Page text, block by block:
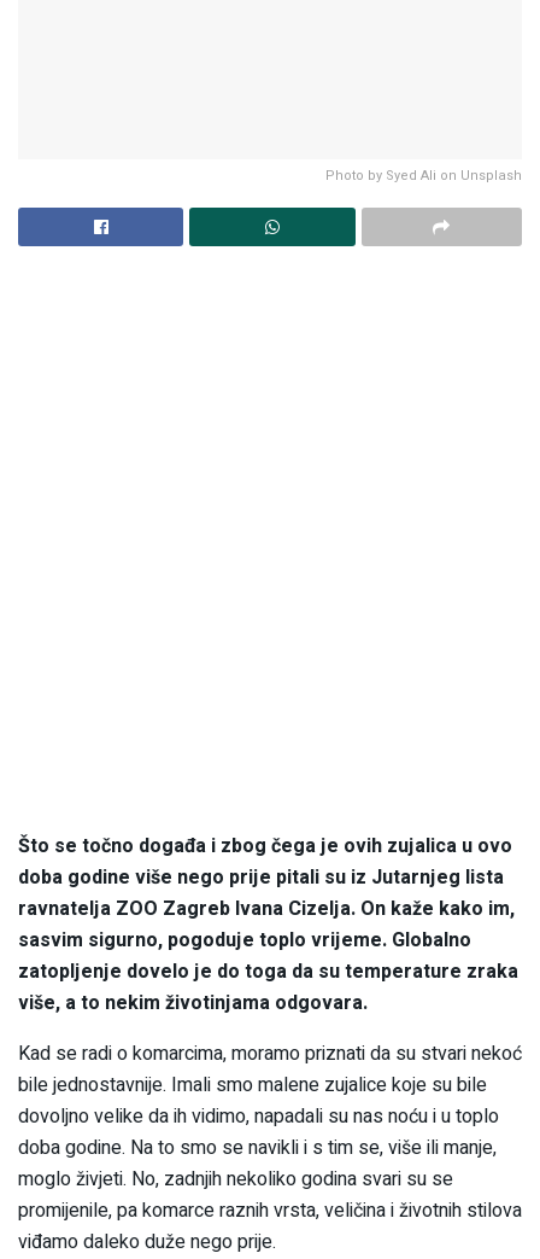
Photo by Syed Ali on Unsplash
Što se točno događa i zbog čega je ovih zujalica u ovo
doba godine više nego prije pitali su iz Jutarnjeg lista
ravnatelja ZOO Zagreb Ivana Cizelja. On kaže kako im,
sasvim sigurno, pogoduje toplo vrijeme. Globalno
zatopljenje dovelo je do toga da su temperature zraka
više, a to nekim životinjama odgovara.
Kad se radi o komarcima, moramo priznati da su stvari nekoć
bile jednostavnije. Imali smo malene zujalice koje su bile
dovoljno velike da ih vidimo, napadali su nas noću i u toplo
doba godine. Na to smo se navikli i s tim se, više ili manje,
moglo živjeti. No, zadnjih nekoliko godina svari su se
promijenile, pa komarce raznih vrsta, veličina i životnih stilova
viđamo daleko duže nego prije.